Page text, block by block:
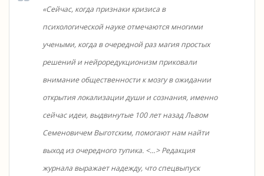
«Сейчас, когда признаки кризиса в
психологической науке отмечаются многими
учеными, когда в очередной раз магия простых
решений и нейроредукционизм приковали
внимание общественности к мозгу в ожидании
открытия локализации души и сознания, именно
сейчас идеи, выдвинутые 100 лет назад Львом
Семеновичем Выготским, помогают нам найти
выход из очередного тупика. <…> Редакция
журнала выражает надежду, что спецвыпуск